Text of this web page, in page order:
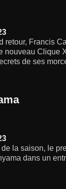
retour, Francis
nouveau Clique
de ses
la saison, le
dans un